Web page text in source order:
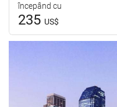
începând cu
235 US$